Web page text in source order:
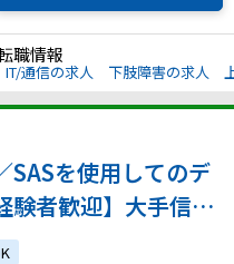
職情報
IT/通信の求人 下肢障害の求人
を使用してのデ
者歓迎】大手信託